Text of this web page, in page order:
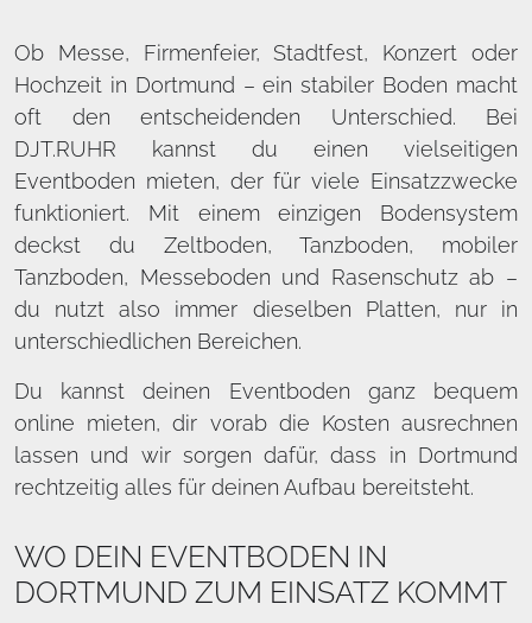
Ob Messe, Firmenfeier, Stadtfest, Konzert oder
Hochzeit in Dortmund – ein stabiler Boden macht
oft den entscheidenden Unterschied. Bei
DJT.RUHR kannst du einen vielseitigen
Eventboden mieten, der für viele Einsatzzwecke
funktioniert. Mit einem einzigen Bodensystem
deckst du Zeltboden, Tanzboden, mobiler
Tanzboden, Messeboden und Rasenschutz ab –
du nutzt also immer dieselben Platten, nur in
unterschiedlichen Bereichen.
Du kannst deinen Eventboden ganz bequem
online mieten, dir vorab die Kosten ausrechnen
lassen und wir sorgen dafür, dass in Dortmund
rechtzeitig alles für deinen Aufbau bereitsteht.
WO DEIN EVENTBODEN IN
DORTMUND ZUM EINSATZ KOMMT